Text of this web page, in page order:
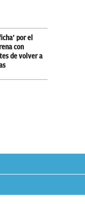
por el
con
de volver a